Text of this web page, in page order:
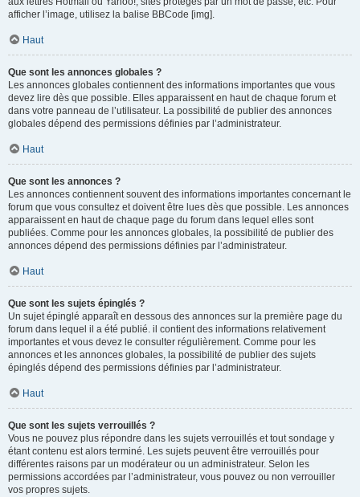
afficher l’image, utilisez la balise BBCode [img].
Haut
Que sont les annonces globales ?
Les annonces globales contiennent des informations importantes que vous
devez lire dès que possible. Elles apparaissent en haut de chaque forum et
dans votre panneau de l’utilisateur. La possibilité de publier des annonces
globales dépend des permissions définies par l’administrateur.
Haut
Que sont les annonces ?
Les annonces contiennent souvent des informations importantes concernant le
forum que vous consultez et doivent être lues dès que possible. Les annonces
apparaissent en haut de chaque page du forum dans lequel elles sont
publiées. Comme pour les annonces globales, la possibilité de publier des
annonces dépend des permissions définies par l’administrateur.
Haut
Que sont les sujets épinglés ?
Un sujet épinglé apparaît en dessous des annonces sur la première page du
forum dans lequel il a été publié. il contient des informations relativement
importantes et vous devez le consulter régulièrement. Comme pour les
annonces et les annonces globales, la possibilité de publier des sujets
épinglés dépend des permissions définies par l’administrateur.
Haut
Que sont les sujets verrouillés ?
Vous ne pouvez plus répondre dans les sujets verrouillés et tout sondage y
étant contenu est alors terminé. Les sujets peuvent être verrouillés pour
différentes raisons par un modérateur ou un administrateur. Selon les
permissions accordées par l’administrateur, vous pouvez ou non verrouiller
vos propres sujets.